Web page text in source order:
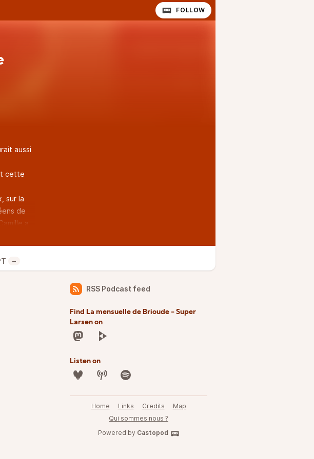
FOLLOW
aussi
cette
sur la
de
a
en
–
RSS Podcast feed
Find La mensuelle de Brioude - Super
Larsen on
Listen on
Home Links Credits
Map
Qui sommes nous ?
Powered by Castopod